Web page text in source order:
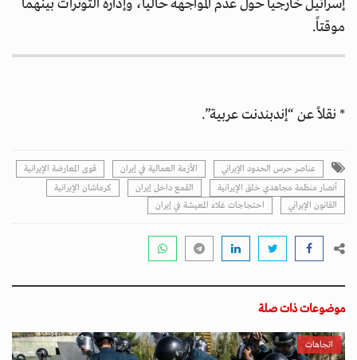
إسرائيل خارجياً حول عدم المواجهة حالياً، وإدارة التوترات بينهما
موقتاً.
* نقلاً عن “إندبندنت عربية”.
عناصر حرس الحدود الإيراني الأزمة العمالية في إيران
قوى المعارضة الإيرانية
أنصار منظمة مجاهدي خلق الإيرانية
القمع داخل إيران
كرماشان الإيرانية
القانون الإيراني
احتجاجات غلاء المعيشة في إيران
موضوعات ذات صلة
اتجاهات